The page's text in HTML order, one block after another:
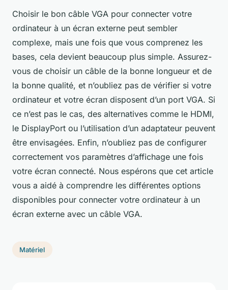
Choisir le bon câble VGA pour connecter votre
ordinateur à un écran externe peut sembler
complexe, mais une fois que vous comprenez les
bases, cela devient beaucoup plus simple. Assurez-
vous de choisir un câble de la bonne longueur et de
la bonne qualité, et n’oubliez pas de vérifier si votre
ordinateur et votre écran disposent d’un port VGA. Si
ce n’est pas le cas, des alternatives comme le HDMI,
le DisplayPort ou l’utilisation d’un adaptateur peuvent
être envisagées. Enfin, n’oubliez pas de configurer
correctement vos paramètres d’affichage une fois
votre écran connecté. Nous espérons que cet article
vous a aidé à comprendre les différentes options
disponibles pour connecter votre ordinateur à un
écran externe avec un câble VGA.
Matériel